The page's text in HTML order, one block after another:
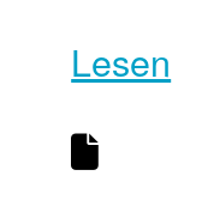
Lesen